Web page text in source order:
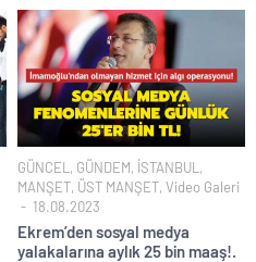
GÜNCEL , GÜNDEM, İSTANBUL ,
MANŞET, ÜST MANŞET, Video Galeri
18.08.2023
Ekrem’den sosyal medya
yalakalarına aylık 25 bin maaş!.